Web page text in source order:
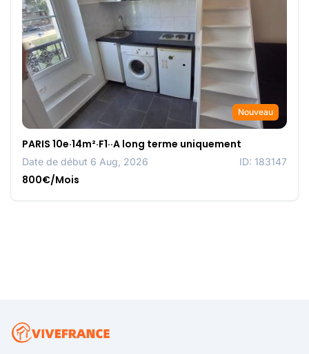
Nouveau
PARIS 10e·14m²·F1··A long terme uniquement
Date de début 6 Aug, 2026 ID: 183147
800€/Mois